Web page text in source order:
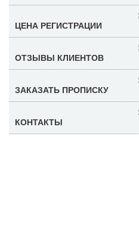
ЦЕНА РЕГИСТРАЦИИ
ОТЗЫВЫ КЛИЕНТОВ
ЗАКАЗАТЬ ПРОПИСКУ
КОНТАКТЫ